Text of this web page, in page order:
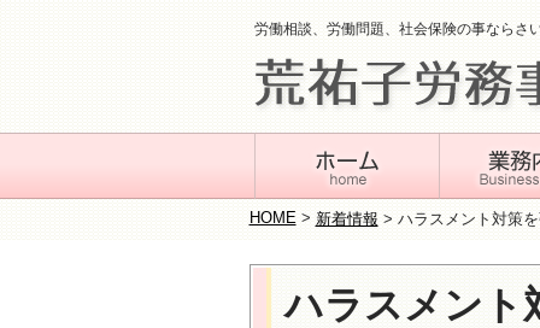
労働相談、労働問題、社会保険の事ならさ
HOME> 新着情報 > ハラスメント対策
ハラスメン